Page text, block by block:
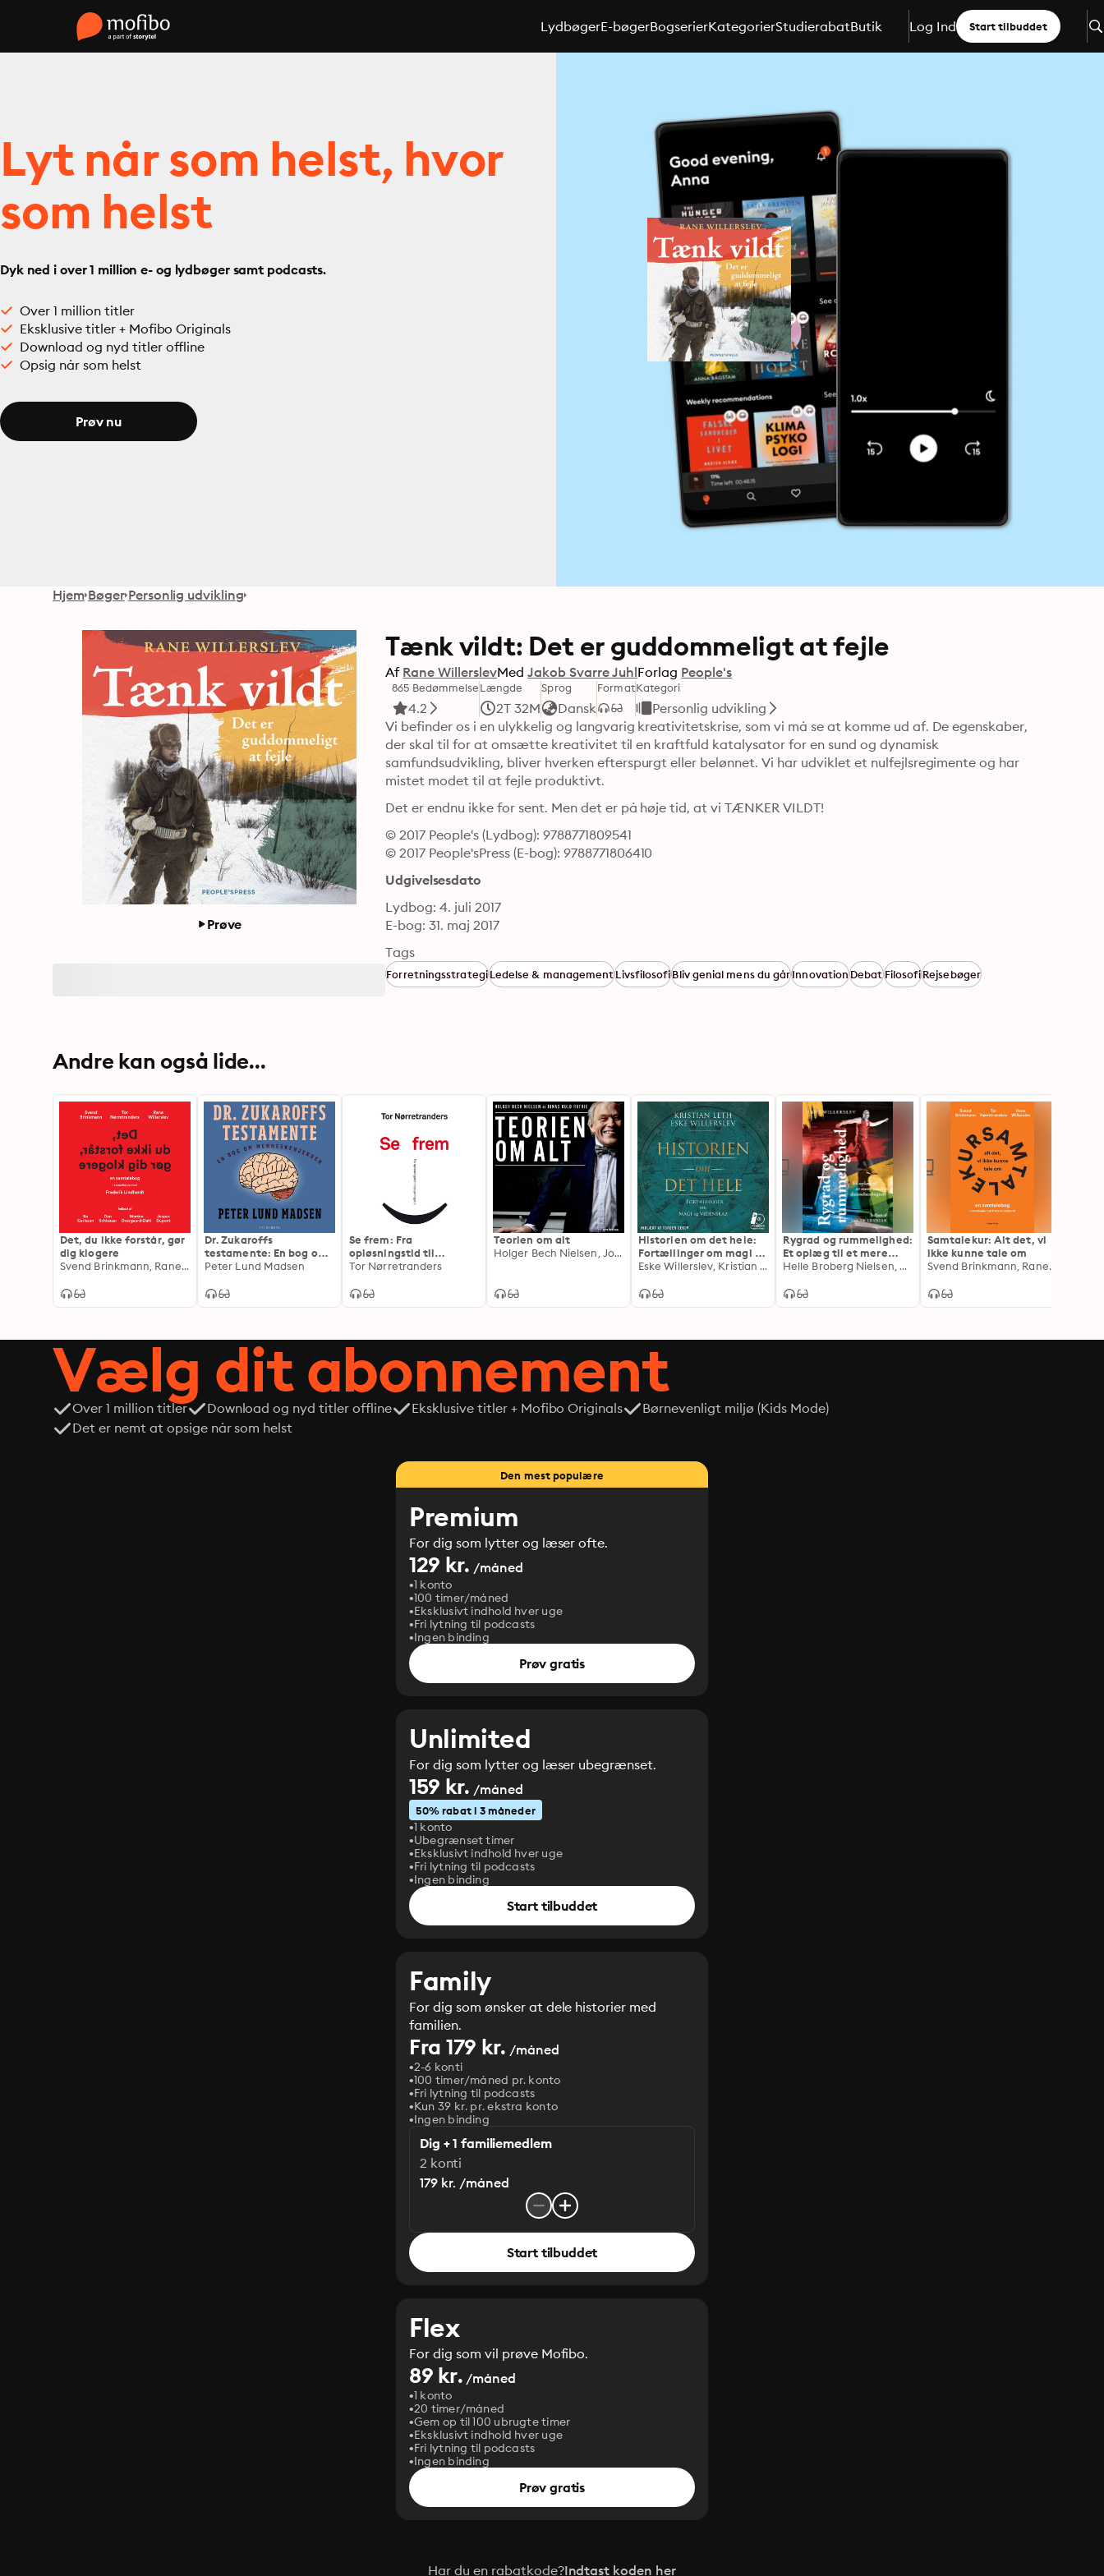
LydbøgerE-bøgerBogserierKategorierStudierabatButik Log Ind Start tilbuddet
Lyt når som helst, hvor
som helst
Dyk ned i over 1 million e- og lydbøger samt podcasts.
Over 1 million titler
Eksklusive titler + Mofibo Originals
Download og nyd titler offline
Opsig når som helst
Prøv nu
Hjem Bøger Personlig udvikling
Prøve
Tænk vildt: Det er guddommeligt at fejle
Af Rane WillerslevMed Jakob Svarre JuhlForlag People's
865 Bedømmelse
4.2
Længde
2T 32M
Sprog
Dansk
FormatKategori
Personlig udvikling
Vi befinder os i en ulykkelig og langvarig kreativitetskrise, som vi må se at komme ud af. De egenskaber,
der skal til for at omsætte kreativitet til en kraftfuld katalysator for en sund og dynamisk
samfundsudvikling, bliver hverken efterspurgt eller belønnet. Vi har udviklet et nulfejlsregimente og har
mistet modet til at fejle produktivt.
Det er endnu ikke for sent. Men det er på høje tid, at vi TÆNKER VILDT!
© 2017 People's (Lydbog): 9788771809541
© 2017 People'sPress (E-bog): 9788771806410
Udgivelsesdato
Lydbog: 4. juli 2017
E-bog: 31. maj 2017
Tags
ForretningsstrategiLedelse & managementLivsfilosofiBliv genial mens du gårInnovationDebatFilosofiRejsebøger
Andre kan også lide...
Det, du ikke forstår, gør
dig klogere
Svend Brinkmann, Rane Willerslev, Tor Nørretranders, Frederik Lindhardt
Dr. Zukaroffs
testamente: En bog om
menneskehjernen
Peter Lund Madsen
Se frem: Fra
opløsningstid til
oplysningstid
Tor Nørretranders
Teorien om alt
Holger Bech Nielsen, Jonas Kuld Rathje
Historien om det hele:
Fortællinger om magi og
videnskab
Eske Willerslev, Kristian Leth
Rygrad og rummelighed:
Et oplæg til et mere
modigt
Helle Broberg Nielsen, Rane Willerslev
Samtalekur: Alt det, vi
ikke kunne tale om
Svend Brinkmann, Rane Willerslev, Tor Nørretranders, Frederik Lindhardt
Vælg dit abonnement
Over 1 million titler Download og nyd titler offline Eksklusive titler + Mofibo Originals
Børnevenligt miljø (Kids Mode)
Det er nemt at opsige når som helst
Den mest populære
Premium
For dig som lytter og læser ofte.
129 kr. /måned
1 konto
100 timer/måned
Eksklusivt indhold hver uge
Fri lytning til podcasts
Ingen binding
Prøv gratis
Unlimited
For dig som lytter og læser ubegrænset.
159 kr. /måned
50% rabat i 3 måneder
1 konto
Ubegrænset timer
Eksklusivt indhold hver uge
Fri lytning til podcasts
Ingen binding
Start tilbuddet
Family
For dig som ønsker at dele historier med
familien.
Fra 179 kr. /måned
2-6 konti
100 timer/måned pr. konto
Fri lytning til podcasts
Kun 39 kr. pr. ekstra konto
Ingen binding
Dig + 1 familiemedlem
2 konti
179 kr. /måned
Start tilbuddet
Flex
For dig som vil prøve Mofibo.
89 kr. /måned
1 konto
20 timer/måned
Gem op til 100 ubrugte timer
Eksklusivt indhold hver uge
Fri lytning til podcasts
Ingen binding
Prøv gratis
Har du en rabatkode?Indtast koden her